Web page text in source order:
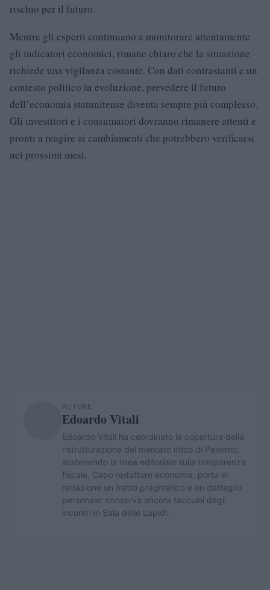
rischio per il futuro.
Mentre gli esperti continuano a monitorare attentamente
gli indicatori economici, rimane chiaro che la situazione
richiede una vigilanza costante. Con dati contrastanti e un
contesto politico in evoluzione, prevedere il futuro
dell’economia statunitense diventa sempre più complesso.
Gli investitori e i consumatori dovranno rimanere attenti e
pronti a reagire ai cambiamenti che potrebbero verificarsi
nei prossimi mesi.
AUTORE
Edoardo Vitali
Edoardo Vitali ha coordinato la copertura della
ristrutturazione del mercato ittico di Palermo,
sostenendo la linea editoriale sulla trasparenza
fiscale. Capo redattore economia, porta in
redazione un tratto pragmatico e un dettaglio
personale: conserva ancora taccuini degli
incontri in Sala delle Lapidi.